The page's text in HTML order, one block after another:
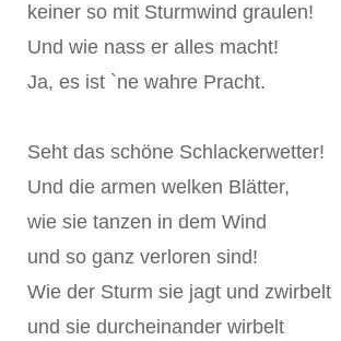
keiner so mit Sturmwind graulen!
Und wie nass er alles macht!
Ja, es ist `ne wahre Pracht.
Seht das schöne Schlackerwetter!
Und die armen welken Blätter,
wie sie tanzen in dem Wind
und so ganz verloren sind!
Wie der Sturm sie jagt und zwirbelt
und sie durcheinander wirbelt